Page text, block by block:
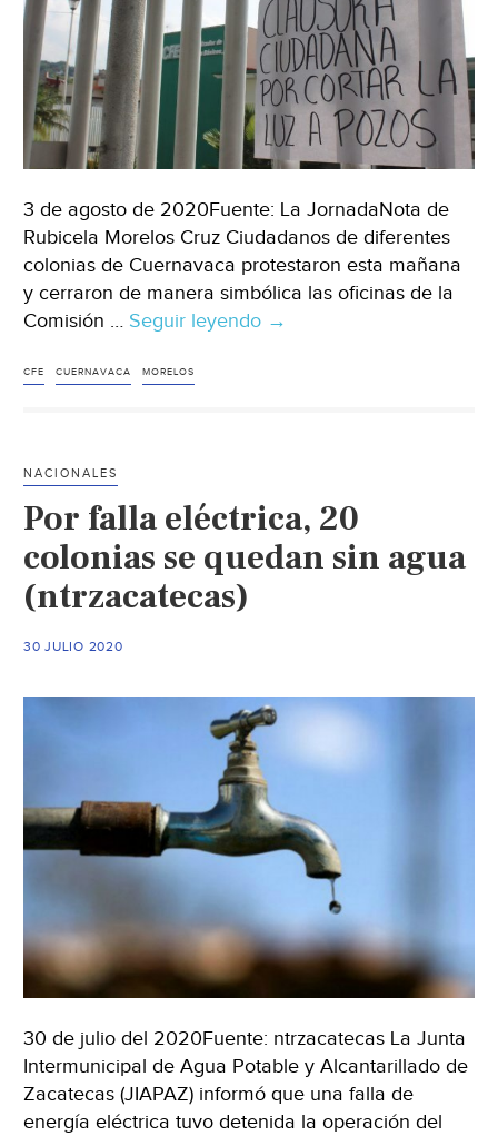
3 de agosto de 2020Fuente: La JornadaNota de
Rubicela Morelos Cruz Ciudadanos de diferentes
colonias de Cuernavaca protestaron esta mañana
y cerraron de manera simbólica las oficinas de la
Comisión … Seguir leyendo Morelos:
pozos
de
agua
→
CFE CUERNAVACA MORELOS
NACIONALES
Por falla eléctrica, 20
colonias se quedan sin agua
(ntrzacatecas)
30 JULIO 2020
30 de julio del 2020Fuente: ntrzacatecas La Junta
Intermunicipal de Agua Potable y Alcantarillado de
Zacatecas (JIAPAZ) informó que una falla de
energía eléctrica tuvo detenida la operación del